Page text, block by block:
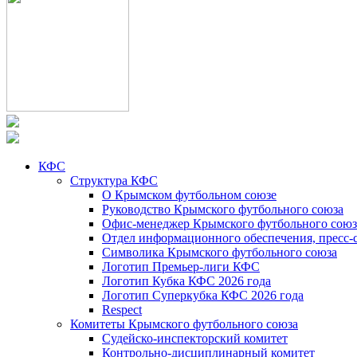
КФС
Структура КФС
О Крымском футбольном союзе
Руководство Крымского футбольного союза
Офис-менеджер Крымского футбольного
Отдел информационного обеспечения, пресс-
Символика Крымского футбольного союза
Логотип Премьер-лиги КФС
Логотип Кубка КФС 2026 года
Логотип Суперкубка КФС 2026 года
Respect
Комитеты Крымского футбольного союза
Судейско-инспекторский комитет
Контрольно-дисциплинарный комитет